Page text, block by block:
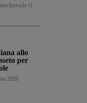
il
allo
per
2026